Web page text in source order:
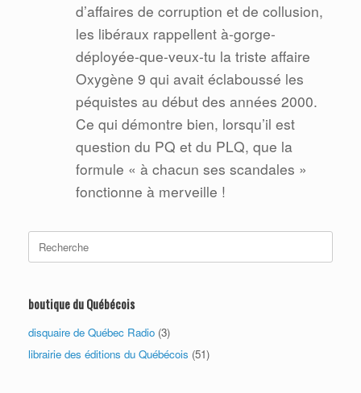
d’affaires de corruption et de collusion,
les libéraux rappellent à-gorge-
déployée-que-veux-tu la triste affaire
Oxygène 9 qui avait éclaboussé les
péquistes au début des années 2000.
Ce qui démontre bien, lorsqu’il est
question du PQ et du PLQ, que la
formule « à chacun ses scandales »
fonctionne à merveille !
Search
for:
boutique du Québécois
disquaire de Québec Radio (3)
librairie des éditions du Québécois (51)